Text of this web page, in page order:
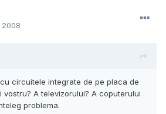
circuitele integrate de pe placa de
A televizorului? A coputerului
problema.